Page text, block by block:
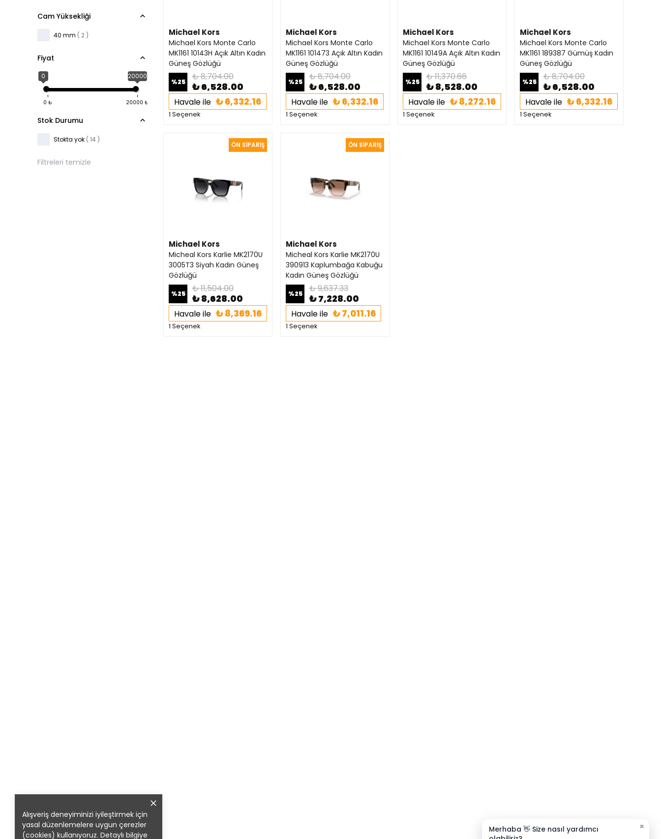
Alışveriş deneyiminizi iyileştirmek için
yasal düzenlemelere uygun çerezler
(cookies) kullanıyoruz. Detaylı bilgiye
Cam Yüksekliği
40 mm ( 2 )
Fiyat
0 20000
0 ₺ 20000 ₺
Stok Durumu
Stokta yok ( 14 )
Filtreleri temizle
Michael Kors
Michael Kors Monte Carlo
MK1161 10143H Açık Altın Kadın
Güneş Gözlüğü
%25 ₺ 8,704.00
₺ 6,528.00
Havale ile ₺ 6,332.16
1 Seçenek
Michael Kors
Michael Kors Monte Carlo
MK1161 101473 Açık Altın Kadın
Güneş Gözlüğü
%25 ₺ 8,704.00
₺ 6,528.00
Havale ile ₺ 6,332.16
1 Seçenek
Michael Kors
Michael Kors Monte Carlo
MK1161 10149A Açık Altın Kadın
Güneş Gözlüğü
%25 ₺ 11,370.66
₺ 8,528.00
Havale ile ₺ 8,272.16
1 Seçenek
Michael Kors
Michael Kors Monte Carlo
MK1161 189387 Gümüş Kadın
Güneş Gözlüğü
%25 ₺ 8,704.00
₺ 6,528.00
Havale ile ₺ 6,332.16
1 Seçenek
Michael Kors
Micheal Kors Karlie MK2170U
3005T3 Siyah Kadın Güneş
Gözlüğü
%25 ₺ 11,504.00
₺ 8,628.00
Havale ile ₺ 8,369.16
1 Seçenek
Michael Kors
Micheal Kors Karlie MK2170U
390913 Kaplumbağa Kabuğu
Kadın Güneş Gözlüğü
%25 ₺ 9,637.33
₺ 7,228.00
Havale ile ₺ 7,011.16
1 Seçenek
×
Merhaba 👋 Size nasıl yardımcı